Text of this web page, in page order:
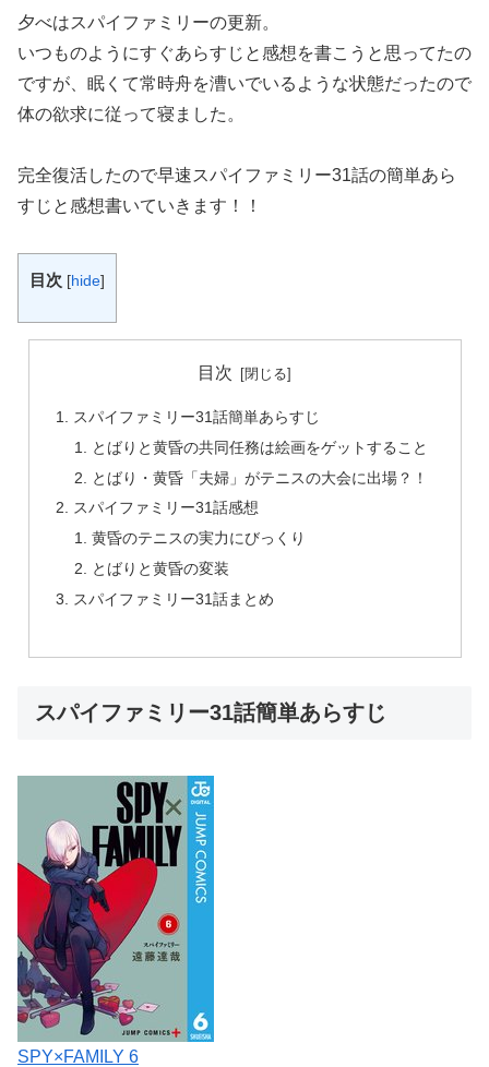
夕べはスパイファミリーの更新。
いつものようにすぐあらすじと感想を書こうと思ってたの
ですが、眠くて常時舟を漕いでいるような状態だったので
体の欲求に従って寝ました。
完全復活したので早速スパイファミリー31話の簡単あら
すじと感想書いていきます！！
目次 [hide]
目次
スパイファミリー31話簡単あらすじ
とばりと黄昏の共同任務は絵画をゲットすること
とばり・黄昏「夫婦」がテニスの大会に出場？！
スパイファミリー31話感想
黄昏のテニスの実力にびっくり
とばりと黄昏の変装
スパイファミリー31話まとめ
スパイファミリー31話簡単あらすじ
SPY×FAMILY 6